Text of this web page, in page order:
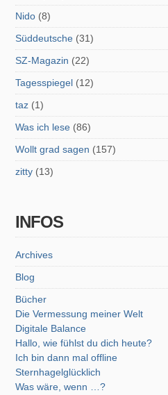
Nido (8)
Süddeutsche (31)
SZ-Magazin (22)
Tagesspiegel (12)
taz (1)
Was ich lese (86)
Wollt grad sagen (157)
zitty (13)
INFOS
Archives
Blog
Bücher
Die Vermessung meiner Welt
Digitale Balance
Hallo, wie fühlst du dich heute?
Ich bin dann mal offline
Sternhagelglücklich
Was wäre, wenn …?